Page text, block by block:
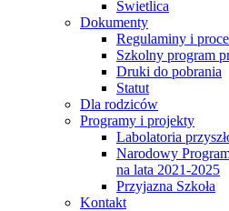
Świetlica
Dokumenty
Regulaminy i
Szkolny program
Druki do pobrania
Statut
Dla rodziców
Programy i projekty
Labolatoria
Narodowy
na lata 2021-2025
Przyjazna Szkoła
Kontakt